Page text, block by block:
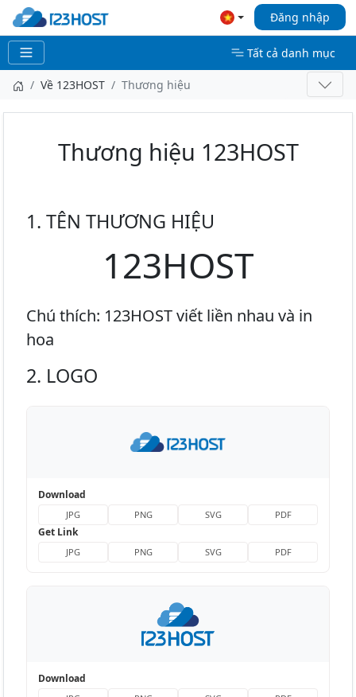
Đăng nhập
Tất cả danh mục
Về 123HOST Thương hiệu
Thương hiệu 123HOST
1. TÊN THƯƠNG HIỆU
123HOST
Chú thích: 123HOST viết liền nhau và in
hoa
2. LOGO
Download
JPG PNG SVG PDF
Get Link
JPG PNG SVG PDF
Download